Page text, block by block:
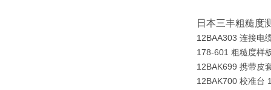
日本三丰粗糙度
12BAA303 连接电
178-601 粗糙度样
12BAK699 携带皮
12BAK700 校准台